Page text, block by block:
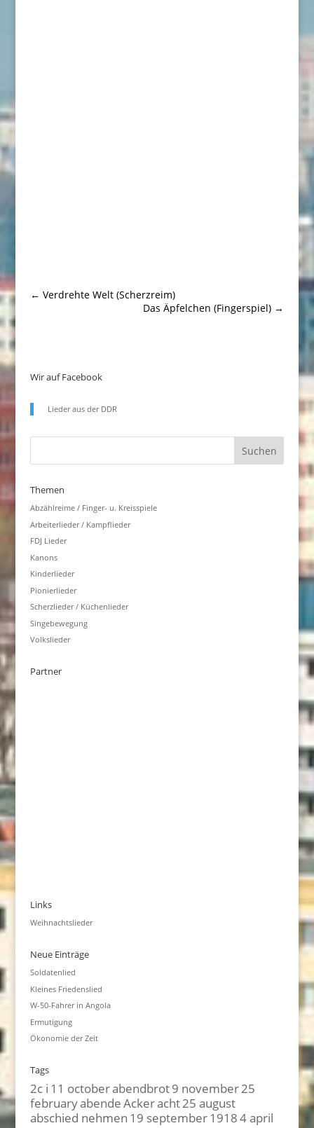
← Verdrehte Welt (Scherzreim)
Das Äpfelchen (Fingerspiel) →
Wir auf Facebook
Lieder aus der DDR
Themen
Abzählreime / Finger- u. Kreisspiele
Arbeiterlieder / Kampflieder
FDJ Lieder
Kanons
Kinderlieder
Pionierlieder
Scherzlieder / Küchenlieder
Singebewegung
Volkslieder
Partner
Links
Weihnachtslieder
Neue Einträge
Soldatenlied
Kleines Friedenslied
W-50-Fahrer in Angola
Ermutigung
Ökonomie der Zeit
Tags
2c i 11 octoberabendbrot9 november25
februaryabendeAckeracht25 august
abschied nehmen 19 september19184 april